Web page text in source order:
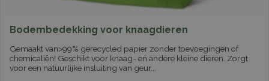
Bodembedekking voor knaagdieren
Gemaakt van>99% gerecycled papier zonder toevoegingen of
chemicaliën! Geschikt voor knaag- en andere kleine dieren. Zorgt
voor een natuurlijke insluiting van geur...